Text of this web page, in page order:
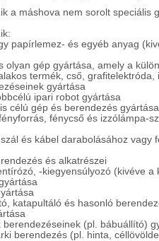
a máshova nem sorolt speciális
papírlemez- és egyéb anyag
olyan gép gyártása, amely a
termék, cső,
gyártása
ipari robot gyártása
célú gép és berendezés
fénycső és izzólámpa-
és kábel darabolásához
és alkatrészei
-kiegyensúlyozó (kivéve
katapultáló és hasonló
(pl. bábuállító)
berendezés (pl. hinta,